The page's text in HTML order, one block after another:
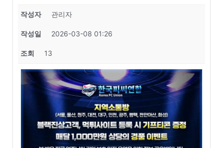
작성자 관리자
작성일 2026-03-08 01:26
조회 13